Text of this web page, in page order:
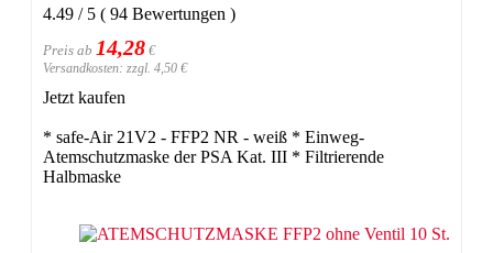
4.49 / 5 ( 94 Bewertungen )
Preis ab 14,28 €
Versandkosten: zzgl. 4,50 €
Jetzt kaufen
* safe-Air 21V2 - FFP2 NR - weiß * Einweg-
Atemschutzmaske der PSA Kat. III * Filtrierende
Halbmaske